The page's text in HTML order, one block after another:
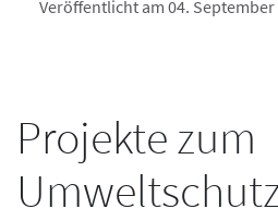
Veröffentlicht am 04. September
Projekte zum